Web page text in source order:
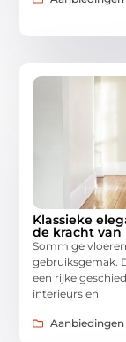
Klassieke
de kracht van
Sommige
gebruiksgemak.
een rijke
interieurs en
Aanbiedingen